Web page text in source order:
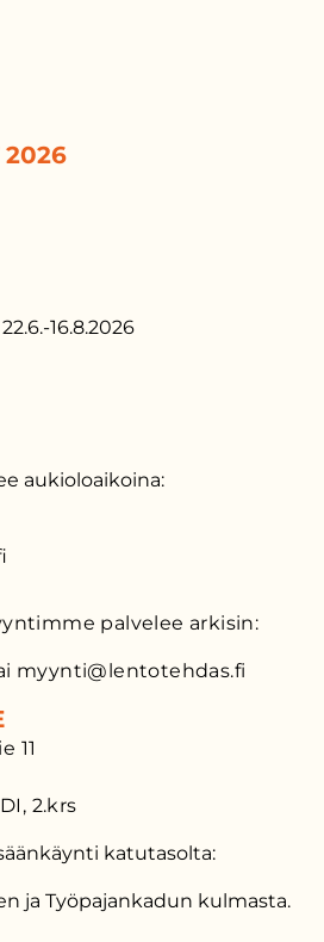
2026
22.6.-16.8.2026
aukioloaikoina:
palvelee arkisin:
myynti@lentotehdas.fi
11
2.krs
katutasolta:
ja Työpajankadun kulmasta.